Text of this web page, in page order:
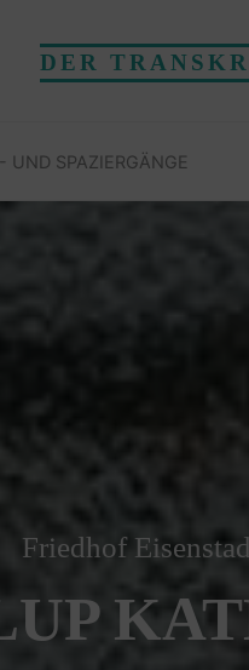
DER
UND SPAZIERGÄNGE
Friedhof